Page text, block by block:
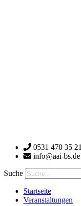
0531 470 35 21
info@aai-bs.de
Suche
Startseite
Veranstaltungen